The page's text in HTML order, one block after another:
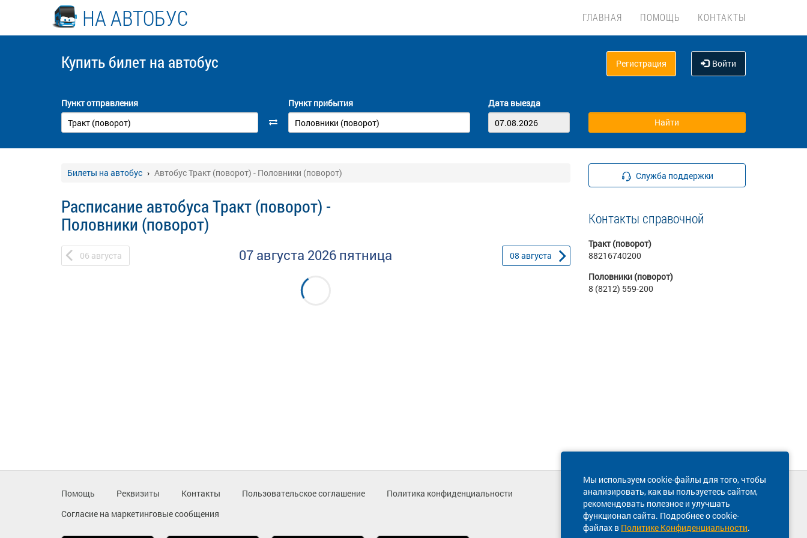
НА АВТОБУС ГЛАВНАЯ ПОМОЩЬ КОНТАКТЫ
Купить билет на автобус Регистрация Войти
Пункт отправления Пункт прибытия Дата выезда
Билеты на автобус Автобус Тракт (поворот) - Половники (поворот)
Расписание автобуса Тракт (поворот) -
Половники (поворот)
06 августа 07 августа 2026 пятница 08 августа
Служба поддержки
Контакты справочной
Тракт (поворот)
88216740200
Половники (поворот)
8 (8212) 559-200
Мы используем cookie-файлы для того, чтобы
анализировать, как вы пользуетесь сайтом,
рекомендовать полезное и улучшать
функционал сайта. Подробнее о cookie-
файлах в Политике Конфиденциальности.
Помощь Реквизиты Контакты Пользовательское соглашение
Политика конфиденциальности
Согласие на маркетинговые сообщения
Техническая поддержка сайта
8 800 600-03-38